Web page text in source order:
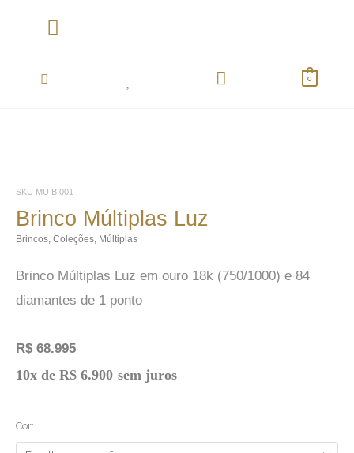
0
SKU MU B 001
Brinco Múltiplas Luz
Brincos, Coleções, Múltiplas
Brinco Múltiplas Luz em ouro 18k (750/1000) e 84
diamantes de 1 ponto
R$ 68.995
10x de R$ 6.900 sem juros
Cor:
Brinco
quantidade